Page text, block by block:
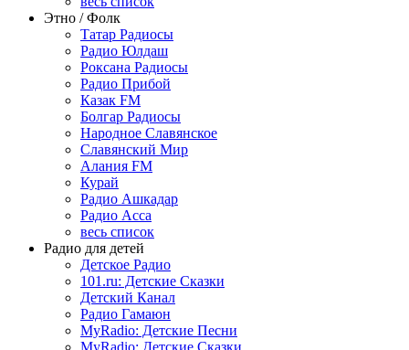
Этно / Фолк
Татар Радиосы
Радио Юлдаш
Роксана Радиосы
Радио Прибой
Казак FM
Болгар Радиосы
Народное Славянское
Славянский Мир
Алания FM
Курай
Радио Ашкадар
Радио Асса
весь список
Радио для детей
Детское Радио
101.ru: Детские Сказки
Детский Канал
Радио Гамаюн
MyRadio: Детские Песни
MyRadio: Детские Сказки